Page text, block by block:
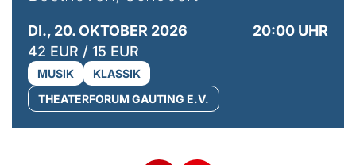
DI., 20. OKTOBER 2026
20:00 UHR
42 EUR / 15 EUR
MUSIK
KLASSIK
THEATERFORUM GAUTING E.V.